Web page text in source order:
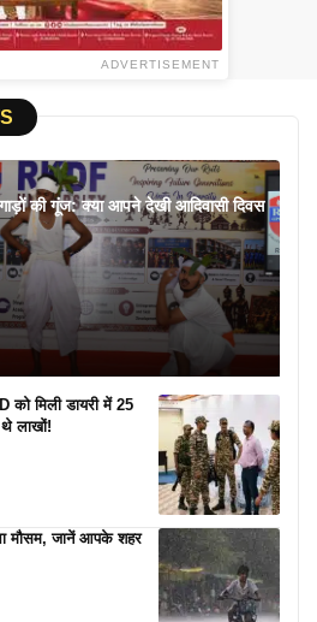
ADVERTISEMENT
की गूंज: क्या आपने देखी आदिवासी दिवस
मिली डायरी में 25
लाखों!
मौसम, जानें आपके शहर